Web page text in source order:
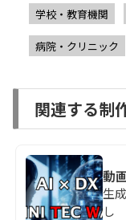
学校・教育機関
病院・クリニック
関連する制
動
生
し